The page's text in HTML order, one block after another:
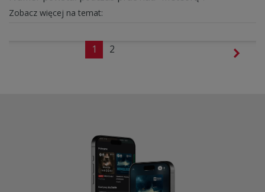
Zobacz więcej na temat:
1 2